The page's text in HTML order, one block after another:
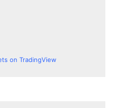
on TradingView